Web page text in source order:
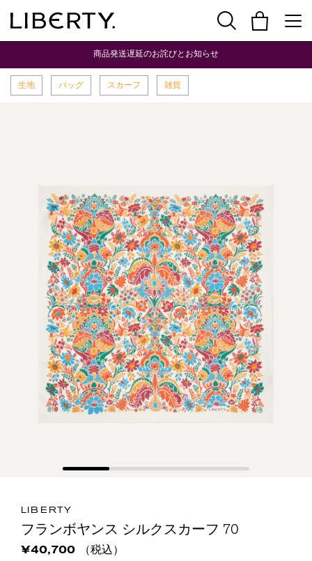
商品発送遅延のお詫びとお知らせ
生地 バッグ スカーフ 雑貨
LIBERTY
フランボヤンス シルクスカーフ 70
¥40,700
（税込）